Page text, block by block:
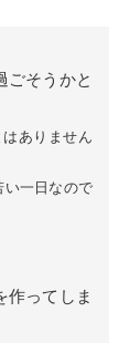
ごそうかと
ありません
い一日なので
作ってしま